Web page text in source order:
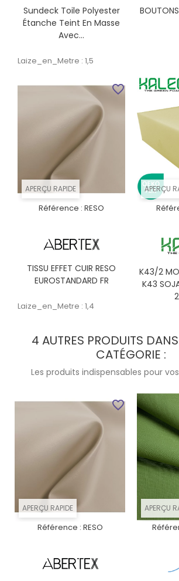
Sundeck Toile Polyester
Étanche Teint En Masse
Avec...
Laize_en_Metre : 1,5
APERÇU RAPIDE
Référence : RESO
TISSU EFFET CUIR RESO
EUROSTANDARD FR
Laize_en_Metre : 1,4
favorite_border
APERÇU
K43/2
K43
4 AUTRES PRODUITS
CATÉGORIE :
Les produits indispensables pour
APERÇU RAPIDE
Référence : RESO
favorite_border
APERÇU